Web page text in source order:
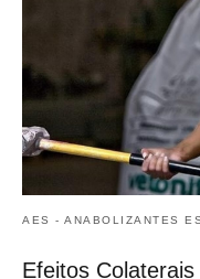
AES - ANABOLIZANTES
Efeitos